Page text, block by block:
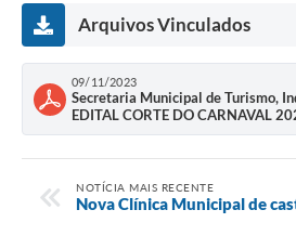
Arquivos Vinculados
09/11/2023
Secretaria Municipal de Turismo,
EDITAL CORTE DO CARNAVAL
NOTÍCIA MAIS RECENTE
Nova Clínica Municipal de